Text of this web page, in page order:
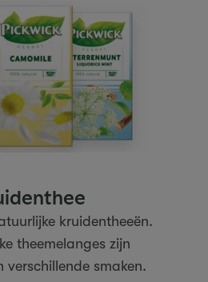
kruidentheeën.
theemelanges zijn
smaken.